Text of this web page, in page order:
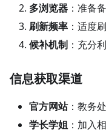
多浏览器 ：准备
刷新频率 ：适度
候补机制 ：充分
信息获取渠道
官方网站：教务
学长学姐 ：加入